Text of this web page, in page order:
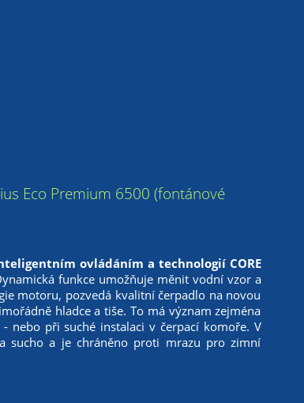
Eco Premium 6500 (fontánové
ovládáním a technologií CORE
funkce umožňuje měnit vodní vzor a
motoru, pozvedá kvalitní čerpadlo na novou
hladce a tiše. To má význam zejména
nebo při suché instalaci v čerpací komoře. V
sucho a je chráněno proti mrazu pro zimní